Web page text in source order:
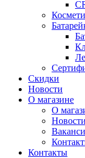
Скидки
Новости
О магазине
О
Новости
Контакты